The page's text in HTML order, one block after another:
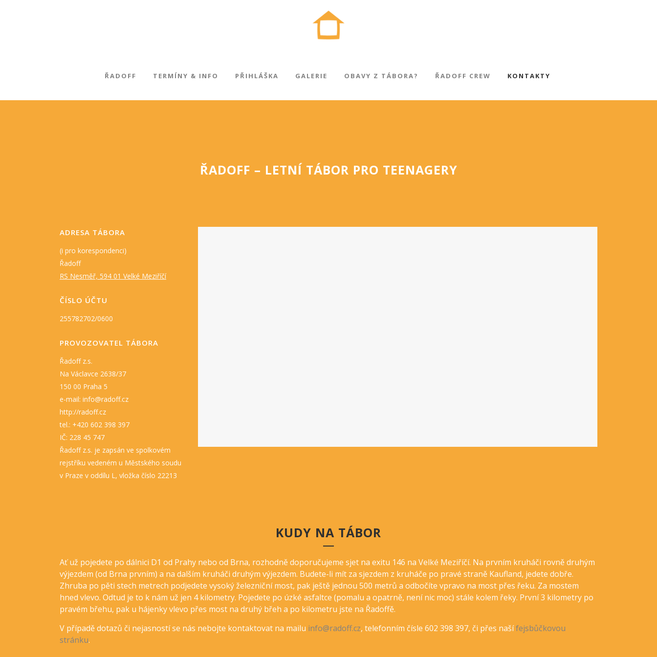
ŘADOFF TERMÍNY & INFO PŘIHLÁŠKA GALERIE OBAVY Z TÁBORA? ŘADOFF CREW KONTAKTY
ŘADOFF – LETNÍ TÁBOR PRO TEENAGERY
ADRESA TÁBORA
(i pro korespondenci)
Řadoff
RS Nesměř, 594 01 Velké Meziříčí
ČÍSLO ÚČTU
255782702/0600
PROVOZOVATEL TÁBORA
Řadoff z.s.
Na Václavce 2638/37
150 00 Praha 5
e-mail: info@radoff.cz
http://radoff.cz
tel.: +420 602 398 397
IČ: 228 45 747
Řadoff z.s. je zapsán ve spolkovém
rejstříku vedeném u Městského soudu
v Praze v oddílu L, vložka číslo 22213
KUDY NA TÁBOR
Ať už pojedete po dálnici D1 od Prahy nebo od Brna, rozhodně doporučujeme sjet na exitu 146 na Velké Meziříčí. Na prvním kruháči rovně druhým
výjezdem (od Brna prvním) a na dalším kruháči druhým výjezdem. Budete-li mít za sjezdem z kruháče po pravé straně Kaufland, jedete dobře.
Zhruba po pěti stech metrech podjedete vysoký železniční most, pak ještě jednou 500 metrů a odbočíte vpravo na most přes řeku. Za mostem
hned vlevo. Odtud je to k nám už jen 4 kilometry. Pojedete po úzké asfaltce (pomalu a opatrně, není nic moc) stále kolem řeky. První 3 kilometry po
pravém břehu, pak u hájenky vlevo přes most na druhý břeh a po kilometru jste na Řadoffě.
V případě dotazů či nejasností se nás nebojte kontaktovat na mailu info@radoff.cz, telefonním čísle 602 398 397, či přes našífejsbůčkovou
stránku.